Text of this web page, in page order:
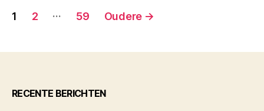
Berichten
1 2 … 59 Oudere →
RECENTE BERICHTEN